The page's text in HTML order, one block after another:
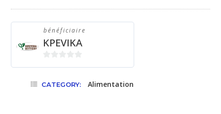
bénéficiaire
KPEVIKA
5
CATEGORY: Alimentation